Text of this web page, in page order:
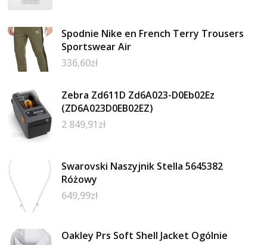
Spodnie Nike en French Terry Trousers
Sportswear Air
336,60zł
Zebra Zd611D Zd6A023-D0Eb02Ez
(ZD6A023D0EB02EZ)
2 849,91zł
Swarovski Naszyjnik Stella 5645382
Różowy
649,99zł
Oakley Prs Soft Shell Jacket Ogólnie